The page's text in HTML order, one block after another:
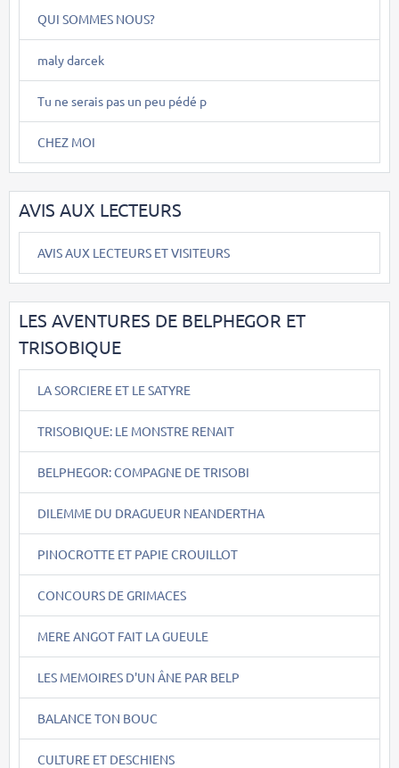
QUI SOMMES NOUS?
maly darcek
Tu ne serais pas un peu pédé p
CHEZ MOI
AVIS AUX LECTEURS
AVIS AUX LECTEURS ET VISITEURS
LES AVENTURES DE BELPHEGOR ET
TRISOBIQUE
LA SORCIERE ET LE SATYRE
TRISOBIQUE: LE MONSTRE RENAIT
BELPHEGOR: COMPAGNE DE TRISOBI
DILEMME DU DRAGUEUR NEANDERTHA
PINOCROTTE ET PAPIE CROUILLOT
CONCOURS DE GRIMACES
MERE ANGOT FAIT LA GUEULE
LES MEMOIRES D'UN ÂNE PAR BELP
BALANCE TON BOUC
CULTURE ET DESCHIENS